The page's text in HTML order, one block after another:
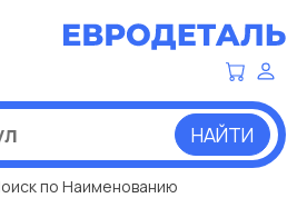
НАЙТИ
по Наименованию